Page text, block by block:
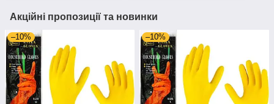
Акційні пропозиції та новинки
–10% –10%